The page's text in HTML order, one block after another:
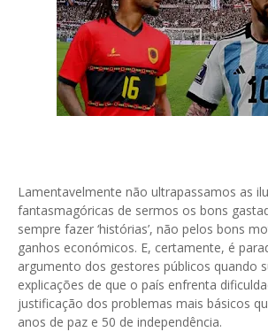
Lamentavelmente não ultrapassamos as
fantasmagóricas de sermos os bons
sempre fazer ‘histórias’, não pelos bons
ganhos económicos. E, certamente, é
argumento dos gestores públicos quando
explicações de que o país enfrenta
justificação dos problemas mais básicos
anos de paz e 50 de independência.